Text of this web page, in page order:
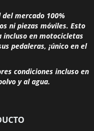
mercado 100%
ni piezas móviles. Esto
incluso en motocicletas
pedaleras, ¡único en el
condiciones incluso en
y al agua.